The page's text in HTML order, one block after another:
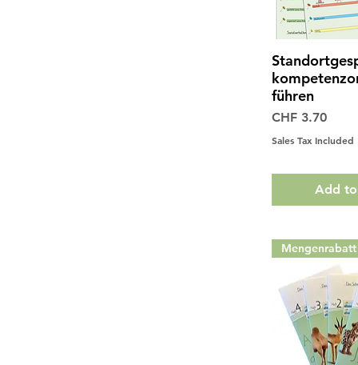
Quick
führen
Price
CHF 3.70
Sales Tax Included
Add
Mengenrabatt